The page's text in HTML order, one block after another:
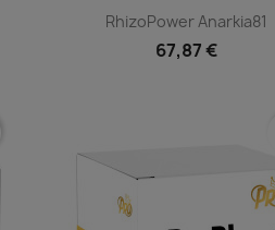
Vista rápida
RhizoPower Anarkia81
67,87 €